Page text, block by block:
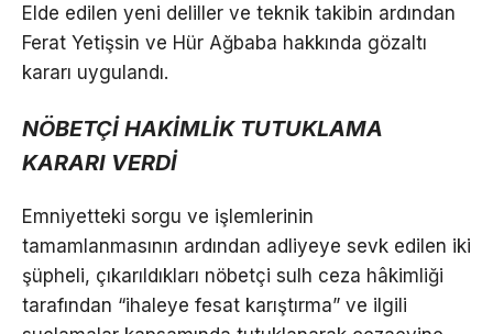
Elde edilen yeni deliller ve teknik takibin ardından
Ferat Yetişsin ve Hür Ağbaba hakkında gözaltı
kararı uygulandı.
NÖBETÇİ HAKİMLİK TUTUKLAMA
KARARI VERDİ
Emniyetteki sorgu ve işlemlerinin
tamamlanmasının ardından adliyeye sevk edilen iki
şüpheli, çıkarıldıkları nöbetçi sulh ceza hâkimliği
tarafından “ihaleye fesat karıştırma” ve ilgili